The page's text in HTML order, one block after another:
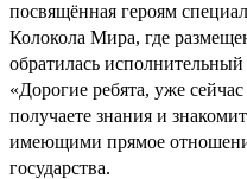
посвящённая героям
Колокола Мира, где
обратилась
«Дорогие ребята, уже
получаете знания и
имеющими прямое
государства.